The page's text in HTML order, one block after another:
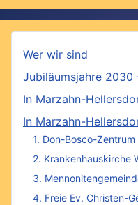
Wer wir sind
Jubiläumsjahre 2030
In Marzahn-
In Marzahn-
1. Don-Bosco-Zentrum
2. Krankenhauskirche
3.
4. Freie Ev. Christen-